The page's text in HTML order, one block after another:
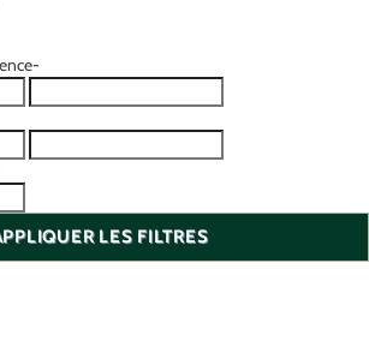
LES FILTRES